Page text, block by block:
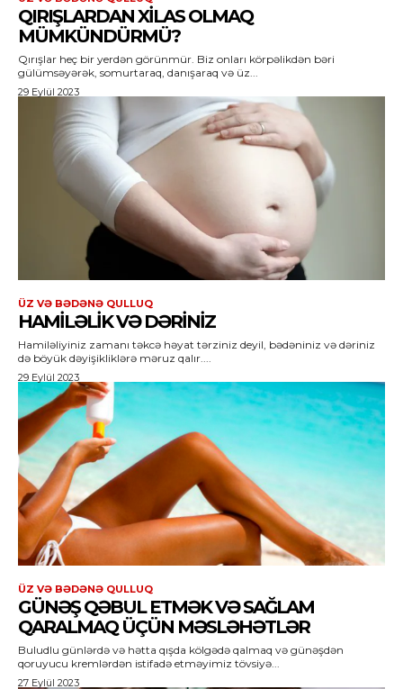
QIRIŞLARDAN XILAS OLMAQ
MÜMKÜNDÜRMÜ?
Qırışlar heç bir yerdən görünmür. Biz onları körpəlikdən bəri
gülümsəyərək, somurtaraq, danışaraq və üz...
29 Eylül 2023
ÜZ VƏ BƏDƏNƏ QULLUQ
HAMILƏLIK VƏ DƏRINIZ
Hamiləliyiniz zamanı təkcə həyat tərziniz deyil, bədəniniz və dəriniz
də böyük dəyişikliklərə məruz qalır....
29 Eylül 2023
ÜZ VƏ BƏDƏNƏ QULLUQ
GÜNƏŞ QƏBUL ETMƏK VƏ SAĞLAM
QARALMAQ ÜÇÜN MƏSLƏHƏTLƏR
Buludlu günlərdə və hətta qışda kölgədə qalmaq və günəşdən
qoruyucu kremlərdən istifadə etməyimiz tövsiyə...
27 Eylül 2023